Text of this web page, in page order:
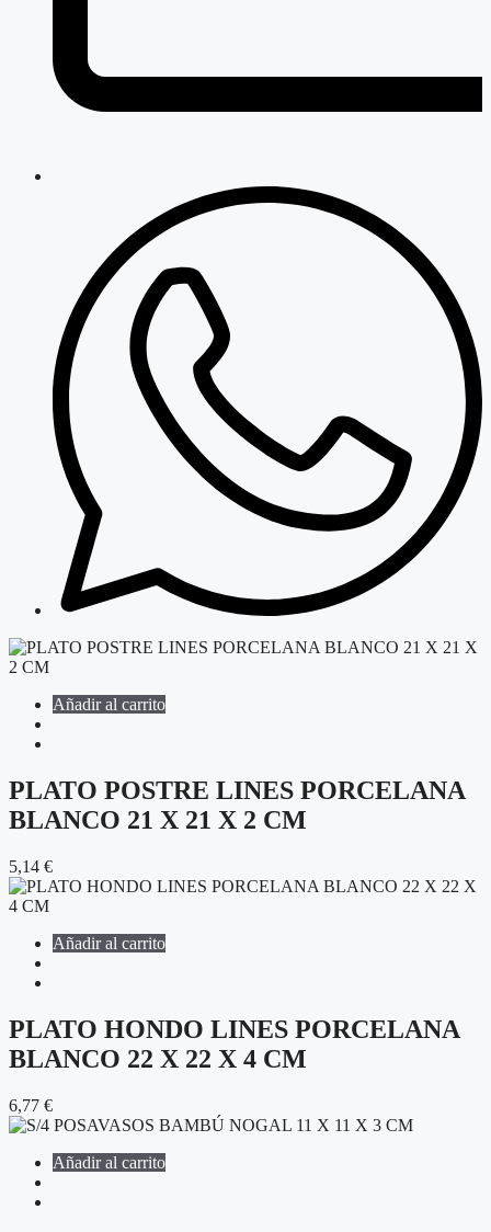
Añadir al carrito
PLATO POSTRE LINES PORCELANA
BLANCO 21 X 21 X 2 CM
5,14 €
Añadir al carrito
PLATO HONDO LINES PORCELANA
BLANCO 22 X 22 X 4 CM
6,77 €
Añadir al carrito